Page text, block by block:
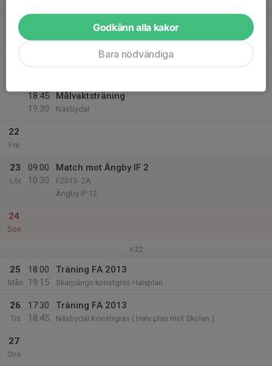
20
Ons
Träning FA 2013
18:45
19:30
Målvaktsträning
Näsbydal
22
Fre
23
Lör
09:00
10:30
Match mot Ängby IF 2
F2013- 2A
Ängby IP 12
24
Sön
v.22
25
Mån
18:00
19:15
Träning FA 2013
Skarpängs konstgräs Halvplan
26
Tis
17:30
18:45
Träning FA 2013
Näsbydal Konstrgräs ( Halv plan mot Skolan )
27
Ons
Godkänn alla kakor
Bara nödvändiga